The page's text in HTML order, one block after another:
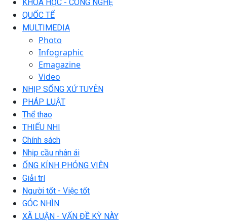
KHOA HỌC - CÔNG NGHỆ
QUỐC TẾ
MULTIMEDIA
Photo
Infographic
Emagazine
Video
NHỊP SỐNG XỨ TUYÊN
PHÁP LUẬT
Thể thao
THIẾU NHI
Chính sách
Nhịp cầu nhân ái
ỐNG KÍNH PHÓNG VIÊN
Giải trí
Người tốt - Việc tốt
GÓC NHÌN
XÃ LUẬN - VẤN ĐỀ KỲ NÀY